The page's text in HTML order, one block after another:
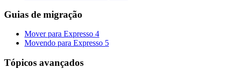
Guias de migração
Mover para Expresso 4
Movendo para Expresso 5
Tópicos avançados